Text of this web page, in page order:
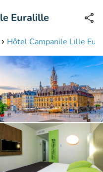
jusqu'à 23:00 heures
Hôtel Campanile Lille
Euralille